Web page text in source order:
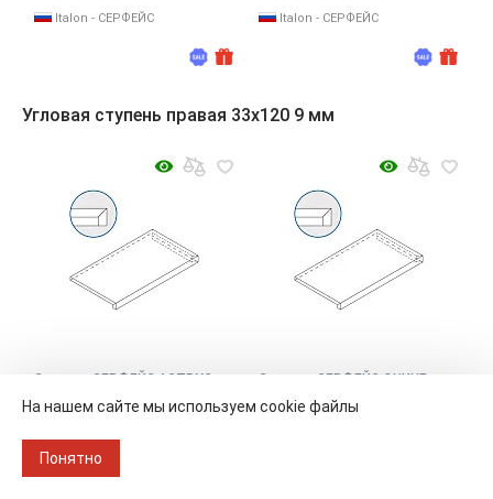
Italon - СЕРФЕЙС Italon - СЕРФЕЙС
Угловая ступень правая 33x120 9 мм
Ступень СЕРФЕЙС АСТРУС
620070001039
Ступень СЕРФЕЙС ОНИЧЕ
арт. 620070001037
На нашем сайте мы используем cookie файлы
Понятно